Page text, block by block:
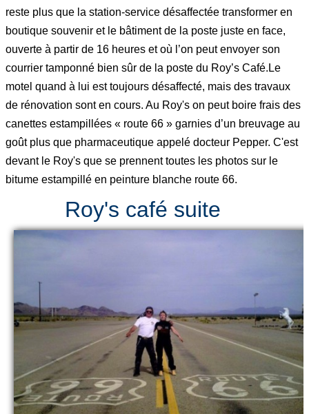
reste plus que la station-service désaffectée transformer en
boutique souvenir et le bâtiment de la poste juste en face,
ouverte à partir de 16 heures et où l’on peut envoyer son
courrier tamponné bien sûr de la poste du Roy’s Café.Le
motel quand à lui est toujours désaffecté, mais des travaux
de rénovation sont en cours. Au Roy's on peut boire frais des
canettes estampillées « route 66 » garnies d’un breuvage au
goût plus que pharmaceutique appelé docteur Pepper. C'est
devant le Roy's que se prennent toutes les photos sur le
bitume estampillé en peinture blanche route 66.
Roy's café suite